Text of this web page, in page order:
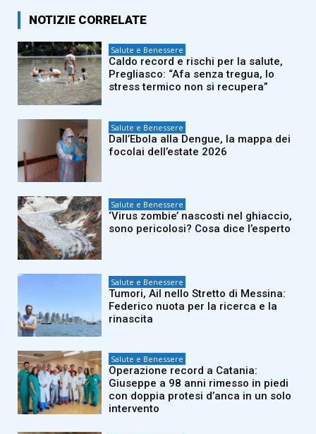
NOTIZIE CORRELATE
Salute e Benessere
Caldo record e rischi per la salute,
Pregliasco: “Afa senza tregua, lo
stress termico non si recupera”
Salute e Benessere
Dall’Ebola alla Dengue, la mappa dei
focolai dell’estate 2026
Salute e Benessere
‘Virus zombie’ nascosti nel ghiaccio,
sono pericolosi? Cosa dice l’esperto
Salute e Benessere
Tumori, Ail nello Stretto di Messina:
Federico nuota per la ricerca e la
rinascita
Salute e Benessere
Operazione record a Catania:
Giuseppe a 98 anni rimesso in piedi
con doppia protesi d’anca in un solo
intervento